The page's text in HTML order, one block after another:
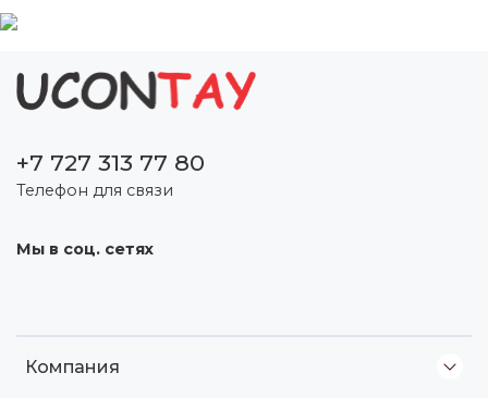
Компания
+7 727 313 77 80
Телефон для связи
Мы в соц. сетях